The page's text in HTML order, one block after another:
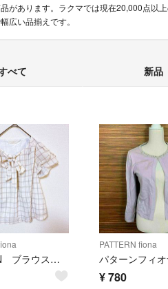
があります。ラクマでは現在20,000点以
広い品揃えです。
べて 新品
PATTERN ブラウス レディースM オフホワイト シアー生地 リボン フリル
PATTERN fiona
¥780